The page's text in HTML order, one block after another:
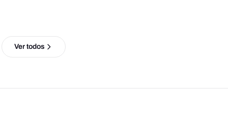
Ver todos